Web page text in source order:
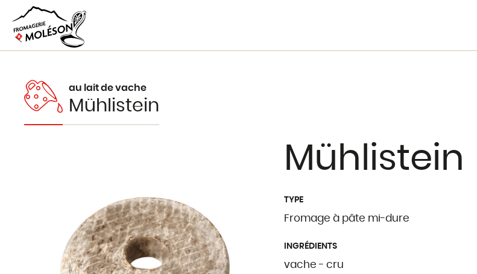
au lait de vache
Mühlistein
Mühlistein
TYPE
Fromage à pâte mi-dure
INGRÉDIENTS
vache - cru